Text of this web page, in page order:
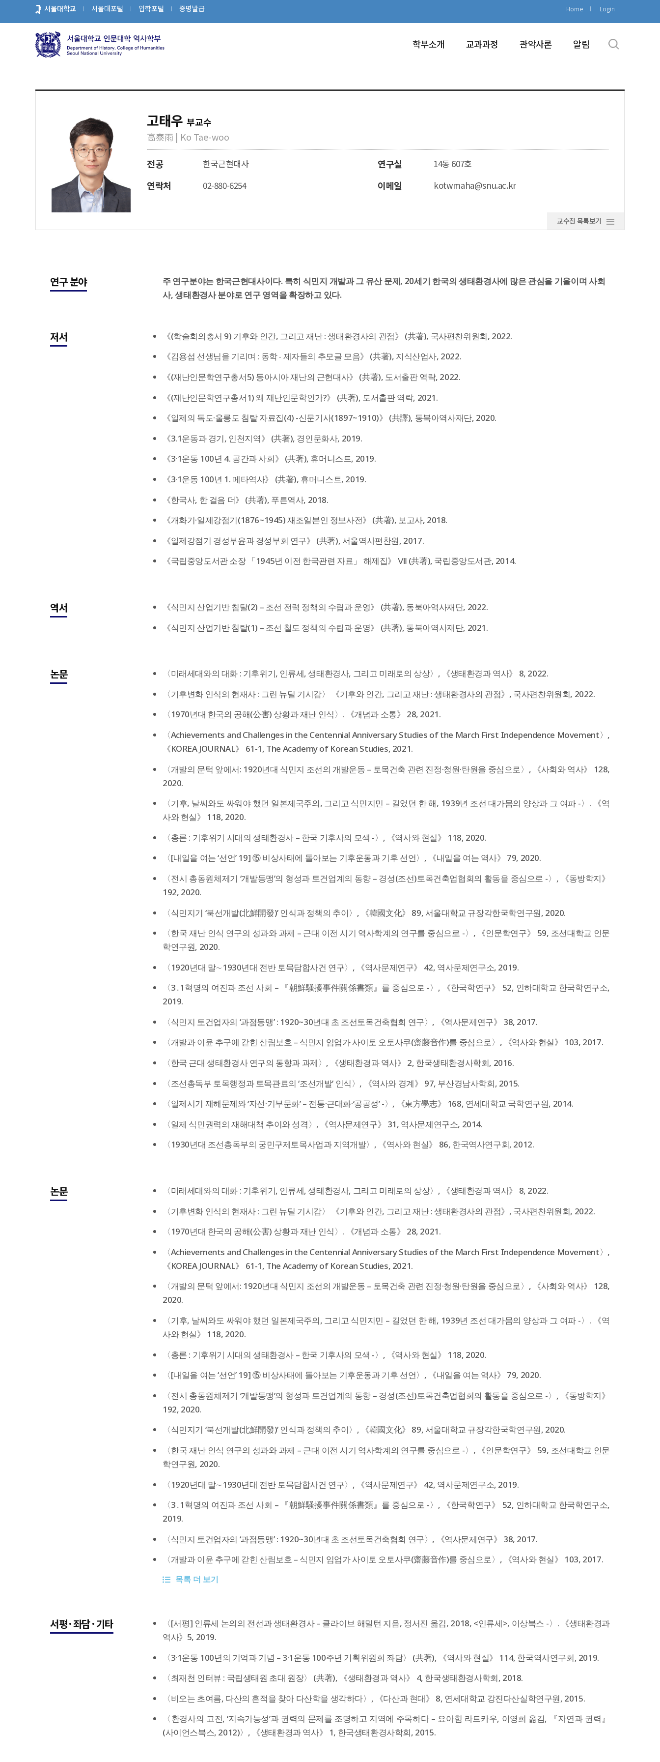
서울대학교 서울대포털 입학포털 증명발급 Home Login
학부소개 교과과정 관악사론 알림
고태우 부교수
高泰雨 | Ko Tae-woo
전공 한국근현대사 연구실 14동 607호
연락처 02-880-6254 이메일 kotwmaha@snu.ac.kr
교수진 목록보기
연구 분야
주 연구분야는 한국근현대사이다. 특히 식민지 개발과 그 유산 문제, 20세기 한국의 생태환경사에 많은 관심을 기울이며 사회
사, 생태환경사 분야로 연구 영역을 확장하고 있다.
저서
《(학술회의총서 9) 기후와 인간, 그리고 재난 : 생태환경사의 관점》 (共著), 국사편찬위원회, 2022.
《김용섭 선생님을 기리며 : 동학 ‧ 제자들의 추모글 모음》 (共著), 지식산업사, 2022.
《(재난인문학연구총서5) 동아시아 재난의 근현대사》 (共著), 도서출판 역락, 2022.
《(재난인문학연구총서1) 왜 재난인문학인가?》 (共著), 도서출판 역락, 2021.
《일제의 독도·울릉도 침탈 자료집(4) -신문기사(1897~1910)》 (共譯), 동북아역사재단, 2020.
《3.1운동과 경기, 인천지역》 (共著), 경인문화사, 2019.
《3·1운동 100년 4. 공간과 사회》 (共著), 휴머니스트, 2019.
《3·1운동 100년 1. 메타역사》 (共著), 휴머니스트, 2019.
《한국사, 한 걸음 더》 (共著), 푸른역사, 2018.
《개화기·일제강점기(1876~1945) 재조일본인 정보사전》 (共著), 보고사, 2018.
《일제강점기 경성부윤과 경성부회 연구》 (共著), 서울역사편찬원, 2017.
《국립중앙도서관 소장 「1945년 이전 한국관련 자료」 해제집》 Ⅶ (共著), 국립중앙도서관, 2014.
역서
《식민지 산업기반 침탈(2) – 조선 전력 정책의 수립과 운영》 (共著), 동북아역사재단, 2022.
《식민지 산업기반 침탈(1) – 조선 철도 정책의 수립과 운영》 (共著), 동북아역사재단, 2021.
논문
〈미래세대와의 대화 : 기후위기, 인류세, 생태환경사, 그리고 미래로의 상상〉, 《생태환경과 역사》 8, 2022.
〈기후변화 인식의 현재사 : 그린 뉴딜 기시감〉 《기후와 인간, 그리고 재난 : 생태환경사의 관점》, 국사편찬위원회, 2022.
〈1970년대 한국의 공해(公害) 상황과 재난 인식〉. 《개념과 소통》 28, 2021.
〈Achievements and Challenges in the Centennial Anniversary Studies of the March First Independence Movement〉,
《KOREA JOURNAL》 61-1, The Academy of Korean Studies, 2021.
〈개발의 문턱 앞에서: 1920년대 식민지 조선의 개발운동 – 토목건축 관련 진정·청원·탄원을 중심으로〉, 《사회와 역사》 128,
2020.
〈기후, 날씨와도 싸워야 했던 일본제국주의, 그리고 식민지민 – 길었던 한 해, 1939년 조선 대가뭄의 양상과 그 여파 -〉. 《역
사와 현실》 118, 2020.
〈총론 : 기후위기 시대의 생태환경사 – 한국 기후사의 모색 -〉, 《역사와 현실》 118, 2020.
〈[내일을 여는 ‘선언’ 19] ⑮ 비상사태에 돌아보는 기후운동과 기후 선언〉, 《내일을 여는 역사》 79, 2020.
〈전시 총동원체제기 ‘개발동맹’의 형성과 토건업계의 동향 – 경성(조선)토목건축업협회의 활동을 중심으로 -〉, 《동방학지》
192, 2020.
〈식민지기 ‘북선개발(北鮮開發)’ 인식과 정책의 추이〉, 《韓國文化》 89, 서울대학교 규장각한국학연구원, 2020.
〈한국 재난 인식 연구의 성과와 과제 – 근대 이전 시기 역사학계의 연구를 중심으로 -〉, 《인문학연구》 59, 조선대학교 인문
학연구원, 2020.
〈1920년대 말∼1930년대 전반 토목담합사건 연구〉, 《역사문제연구》 42, 역사문제연구소, 2019.
〈3․1혁명의 여진과 조선 사회 – 『朝鮮騷擾事件關係書類』를 중심으로 -〉, 《한국학연구》 52, 인하대학교 한국학연구소,
2019.
〈식민지 토건업자의 ‘과점동맹’ : 1920~30년대 초 조선토목건축협회 연구〉, 《역사문제연구》 38, 2017.
〈개발과 이윤 추구에 갇힌 산림보호 – 식민지 임업가 사이토 오토사쿠(齋藤音作)를 중심으로〉, 《역사와 현실》 103, 2017.
〈한국 근대 생태환경사 연구의 동향과 과제〉, 《생태환경과 역사》 2, 한국생태환경사학회, 2016.
〈조선총독부 토목행정과 토목관료의 ‘조선개발’ 인식〉, 《역사와 경계》 97, 부산경남사학회, 2015.
〈일제시기 재해문제와 ‘자선·기부문화’ – 전통·근대화·‘공공성’ -〉, 《東方學志》 168, 연세대학교 국학연구원, 2014.
〈일제 식민권력의 재해대책 추이와 성격〉, 《역사문제연구》 31, 역사문제연구소, 2014.
〈1930년대 조선총독부의 궁민구제토목사업과 지역개발〉, 《역사와 현실》 86, 한국역사연구회, 2012.
논문
〈미래세대와의 대화 : 기후위기, 인류세, 생태환경사, 그리고 미래로의 상상〉, 《생태환경과 역사》 8, 2022.
〈기후변화 인식의 현재사 : 그린 뉴딜 기시감〉 《기후와 인간, 그리고 재난 : 생태환경사의 관점》, 국사편찬위원회, 2022.
〈1970년대 한국의 공해(公害) 상황과 재난 인식〉. 《개념과 소통》 28, 2021.
〈Achievements and Challenges in the Centennial Anniversary Studies of the March First Independence Movement〉,
《KOREA JOURNAL》 61-1, The Academy of Korean Studies, 2021.
〈개발의 문턱 앞에서: 1920년대 식민지 조선의 개발운동 – 토목건축 관련 진정·청원·탄원을 중심으로〉, 《사회와 역사》 128,
2020.
〈기후, 날씨와도 싸워야 했던 일본제국주의, 그리고 식민지민 – 길었던 한 해, 1939년 조선 대가뭄의 양상과 그 여파 -〉. 《역
사와 현실》 118, 2020.
〈총론 : 기후위기 시대의 생태환경사 – 한국 기후사의 모색 -〉, 《역사와 현실》 118, 2020.
〈[내일을 여는 ‘선언’ 19] ⑮ 비상사태에 돌아보는 기후운동과 기후 선언〉, 《내일을 여는 역사》 79, 2020.
〈전시 총동원체제기 ‘개발동맹’의 형성과 토건업계의 동향 – 경성(조선)토목건축업협회의 활동을 중심으로 -〉, 《동방학지》
192, 2020.
〈식민지기 ‘북선개발(北鮮開發)’ 인식과 정책의 추이〉, 《韓國文化》 89, 서울대학교 규장각한국학연구원, 2020.
〈한국 재난 인식 연구의 성과와 과제 – 근대 이전 시기 역사학계의 연구를 중심으로 -〉, 《인문학연구》 59, 조선대학교 인문
학연구원, 2020.
〈1920년대 말∼1930년대 전반 토목담합사건 연구〉, 《역사문제연구》 42, 역사문제연구소, 2019.
〈3․1혁명의 여진과 조선 사회 – 『朝鮮騷擾事件關係書類』를 중심으로 -〉, 《한국학연구》 52, 인하대학교 한국학연구소,
2019.
〈식민지 토건업자의 ‘과점동맹’ : 1920~30년대 초 조선토목건축협회 연구〉, 《역사문제연구》 38, 2017.
〈개발과 이윤 추구에 갇힌 산림보호 – 식민지 임업가 사이토 오토사쿠(齋藤音作)를 중심으로〉, 《역사와 현실》 103, 2017.
목록 더 보기
서평·좌담·기타
〈[서평] 인류세 논의의 전선과 생태환경사 – 클라이브 해밀턴 지음, 정서진 옮김, 2018, <인류세>, 이상북스 -〉. 《생태환경과
역사》5, 2019.
〈3·1운동 100년의 기억과 기념 – 3·1운동 100주년 기획위원회 좌담〉 (共著), 《역사와 현실》 114, 한국역사연구회, 2019.
〈최재천 인터뷰 : 국립생태원 초대 원장〉 (共著), 《생태환경과 역사》 4, 한국생태환경사학회, 2018.
〈비오는 초여름, 다산의 흔적을 찾아 다산학을 생각하다〉, 《다산과 현대》 8, 연세대학교 강진다산실학연구원, 2015.
〈환경사의 고전, ‘지속가능성’과 권력의 문제를 조명하고 지역에 주목하다 – 요아힘 라트카우, 이영희 옮김, 『자연과 권력』
(사이언스북스, 2012)〉, 《생태환경과 역사》 1, 한국생태환경사학회, 2015.